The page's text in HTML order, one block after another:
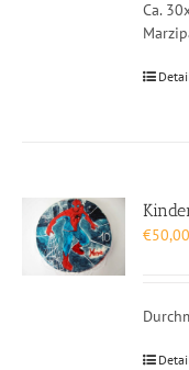
Ca.
€50,00